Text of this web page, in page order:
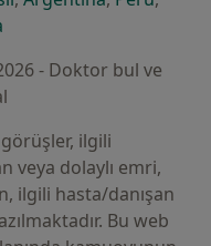
- Doktor bul ve
ilgili
veya dolaylı emri,
ilgili hasta/danışan
Bu web